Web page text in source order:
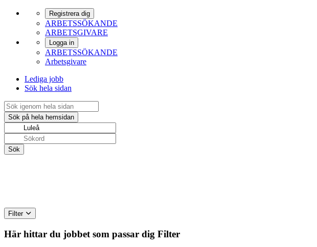
Registrera dig
ARBETSSÖKANDE
ARBETSGIVARE
Logga in
ARBETSSÖKANDE
Arbetsgivare
Lediga jobb
Sök hela sidan
Filter
Här hittar du jobbet som passar dig Filter